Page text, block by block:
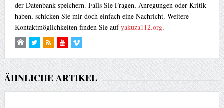
der Datenbank speichern. Falls Sie Fragen, Anregungen oder Kritik
haben, schicken Sie mir doch einfach eine Nachricht. Weitere
Kontaktmöglichkeiten finden Sie aufyakuza112.org.
ÄHNLICHE ARTIKEL